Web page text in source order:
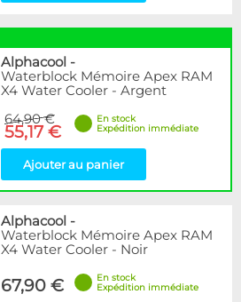
Alphacool -
Waterblock Mémoire Apex RAM
X4 Water Cooler - Argent
64,90 €
55,17 €
En stock
Expédition immédiate
Ajouter au panier
Alphacool -
Waterblock Mémoire Apex RAM
X4 Water Cooler - Noir
67,90 €
En stock
Expédition immédiate